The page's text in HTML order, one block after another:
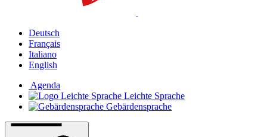
Deutsch
Français
Italiano
English
Agenda
Leichte Sprache
Gebärdensprache